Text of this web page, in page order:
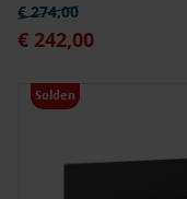
Speciale prijs
€ 242,00
Normale prijs
€ 274,00
Solden